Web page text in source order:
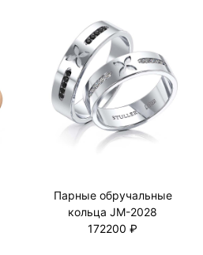
Парные обручальные
кольца JM-2028
172200 ₽